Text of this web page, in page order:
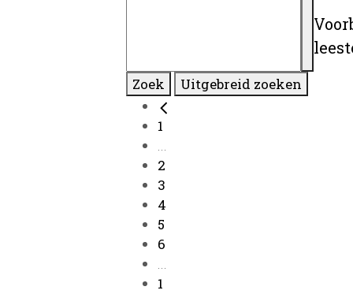
Zoek Uitgebreid zoeken
1
...
2
3
4
5
6
...
1